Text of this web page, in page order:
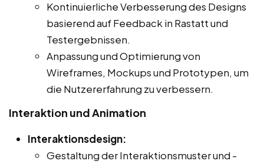
Kontinuierliche Verbesserung des Designs
basierend auf Feedback in Rastatt und
Testergebnissen.
Anpassung und Optimierung von
Wireframes, Mockups und Prototypen, um
die Nutzererfahrung zu verbessern.
Interaktion und Animation
Interaktionsdesign:
Gestaltung der Interaktionsmuster und -